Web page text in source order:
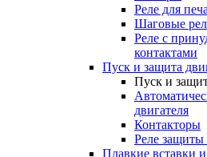
Реле для
Шаговые
Реле с
контактами
Пуск и защита
Пуск и
двигателя
Контакторы
Реле защиты
Плавкие вставки